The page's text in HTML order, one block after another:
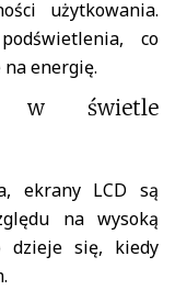
użytkowania.
co
energię.
w świetle
ekrany LCD są
na wysoką
dzieje się, kiedy